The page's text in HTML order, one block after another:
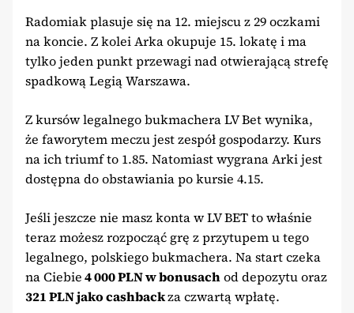
Radomiak plasuje się na 12. miejscu z 29 oczkami
na koncie. Z kolei Arka okupuje 15. lokatę i ma
tylko jeden punkt przewagi nad otwierającą strefę
spadkową Legią Warszawa.
Z kursów legalnego bukmachera LV Bet wynika,
że faworytem meczu jest zespół gospodarzy. Kurs
na ich triumf to 1.85. Natomiast wygrana Arki jest
dostępna do obstawiania po kursie 4.15.
Jeśli jeszcze nie masz konta w LV BET to właśnie
teraz możesz rozpocząć grę z przytupem u tego
legalnego, polskiego bukmachera. Na start czeka
na Ciebie4 000 PLN w bonusachod depozytu oraz
321 PLN jako cashbackza czwartą wpłatę.